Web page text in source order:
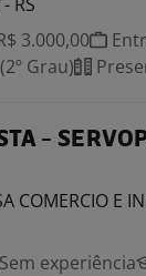
3.000,00
Grau)
-
COMERCIO E
Sem experiência